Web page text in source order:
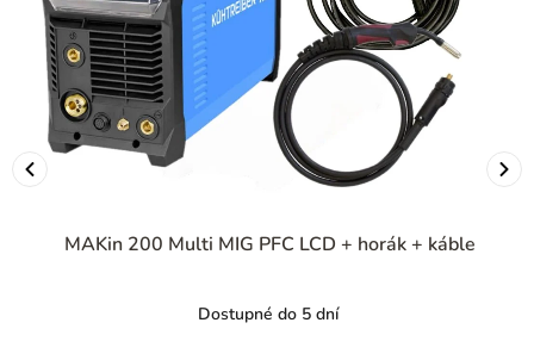
MAKin 200 Multi MIG PFC LCD + horák + káble
Dostupné do 5 dní